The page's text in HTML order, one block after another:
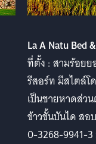
La A Natu Bed
ที่ตั้ง : สามร้อย
รีสอร์ท มีสไตล์โ
เป็นชายหาดส่ว
ข้าวขั้นบันได สอ
0-3268-9941-